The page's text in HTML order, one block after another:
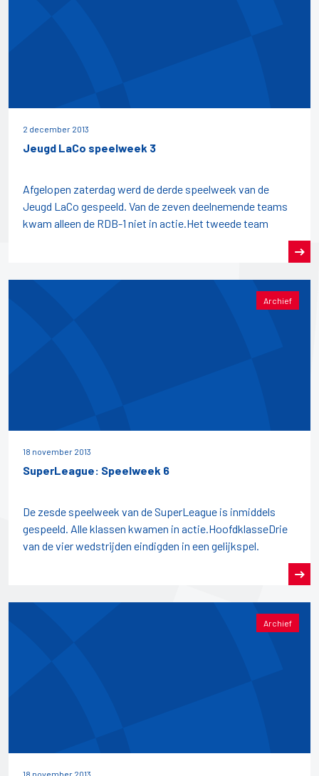
2 december 2013
Jeugd LaCo speelweek 3
Afgelopen zaterdag werd de derde speelweek van de
Jeugd LaCo gespeeld. Van de zeven deelnemende teams
kwam alleen de RDB-1 niet in actie.Het tweede team
Archief
18 november 2013
SuperLeague: Speelweek 6
De zesde speelweek van de SuperLeague is inmiddels
gespeeld. Alle klassen kwamen in actie.HoofdklasseDrie
van de vier wedstrijden eindigden in een gelijkspel.
Archief
18 november 2013